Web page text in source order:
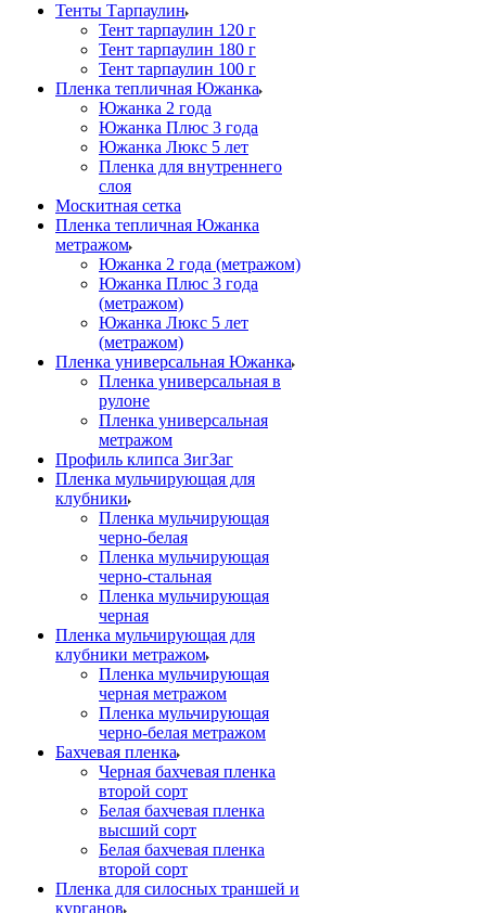
Тенты Тарпаулин
Тент тарпаулин 120 г
Тент тарпаулин 180 г
Тент тарпаулин 100 г
Пленка тепличная Южанка
Южанка 2 года
Южанка Плюс 3 года
Южанка Люкс 5 лет
Пленка для внутреннего
слоя
Москитная сетка
Пленка тепличная Южанка
метражом
Южанка 2 года (метражом)
Южанка Плюс 3 года
(метражом)
Южанка Люкс 5 лет
(метражом)
Пленка универсальная Южанка
Пленка универсальная в
рулоне
Пленка универсальная
метражом
Профиль клипса ЗигЗаг
Пленка мульчирующая для
клубники
Пленка мульчирующая
черно-белая
Пленка мульчирующая
черно-стальная
Пленка мульчирующая
черная
Пленка мульчирующая для
клубники метражом
Пленка мульчирующая
черная метражом
Пленка мульчирующая
черно-белая метражом
Бахчевая пленка
Черная бахчевая пленка
второй сорт
Белая бахчевая пленка
высший сорт
Белая бахчевая пленка
второй сорт
Пленка для силосных траншей и
курганов